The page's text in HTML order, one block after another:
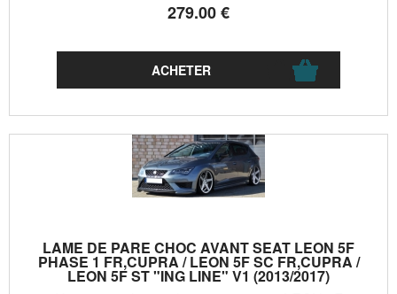
279.00€
LAME DE PARE CHOC AVANT SEAT LEON 5F
PHASE 1 FR,CUPRA / LEON 5F SC FR,CUPRA /
LEON 5F ST "ING LINE" V1 (2013/2017)